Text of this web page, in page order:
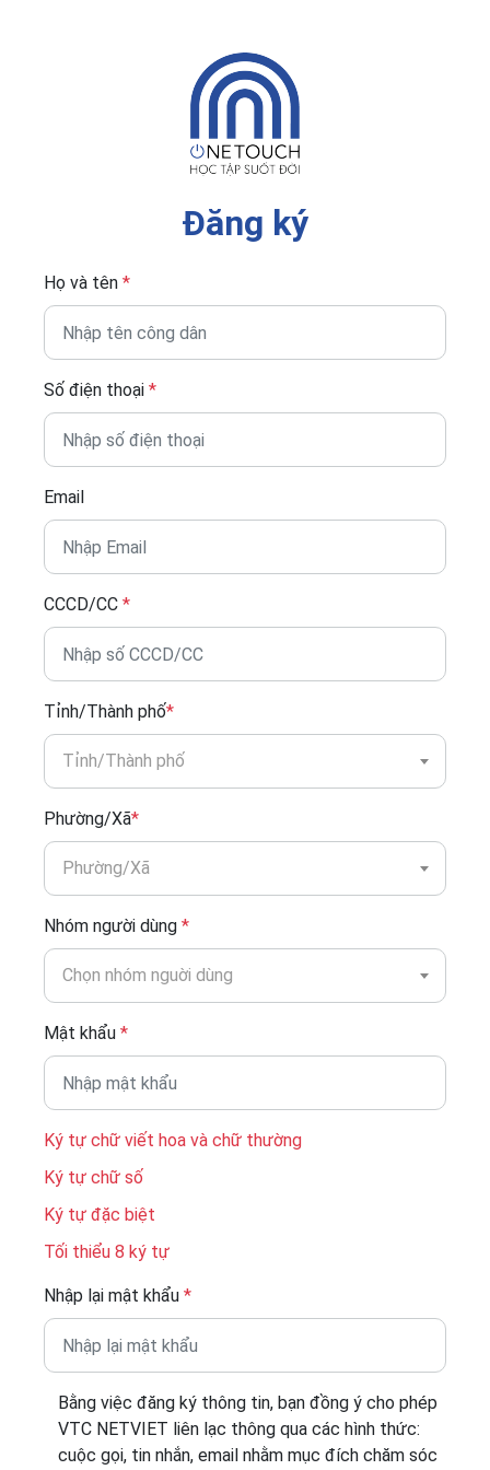
Đăng ký
Họ và tên *
Số điện thoại *
Email
CCCD/CC *
Tỉnh/Thành phố*
Tỉnh/Thành phố
Phường/Xã*
Phường/Xã
Nhóm người dùng *
Chọn nhóm nguời dùng
Mật khẩu *
Ký tự chữ viết hoa và chữ thường
Ký tự chữ số
Ký tự đặc biệt
Tối thiểu 8 ký tự
Nhập lại mật khẩu *
Bằng việc đăng ký thông tin, bạn đồng ý cho phép
VTC NETVIET liên lạc thông qua các hình thức:
cuộc gọi, tin nhắn, email nhằm mục đích chăm sóc